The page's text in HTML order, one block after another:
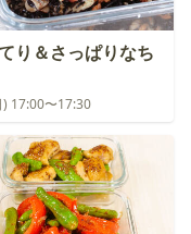
り＆さっぱりなち
17:00〜17:30